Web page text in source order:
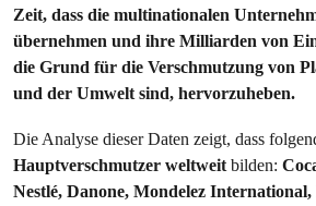
Zeit, dass die multinationalen
übernehmen und ihre Milliarden von
die Grund für die Verschmutzung von
und der Umwelt sind, hervorzuheben.
Die Analyse dieser Daten zeigt, dass
Hauptverschmutzer weltweitbilden:
Nestlé, Danone, Mondelez